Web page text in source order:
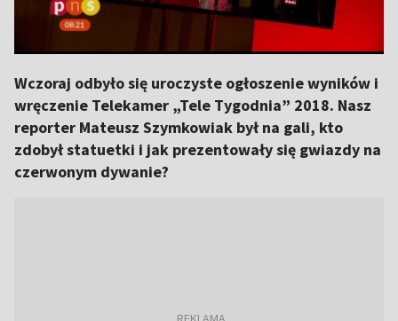
Wczoraj odbyło się uroczyste ogłoszenie wyników i
wręczenie Telekamer „Tele Tygodnia” 2018. Nasz
reporter Mateusz Szymkowiak był na gali, kto
zdobył statuetki i jak prezentowały się gwiazdy na
czerwonym dywanie?